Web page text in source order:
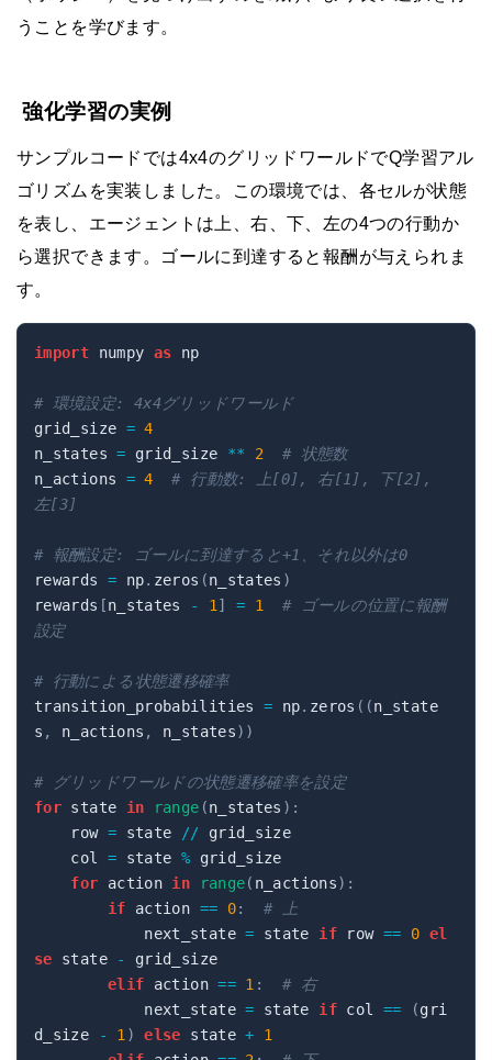
うことを学びます。
強化学習の実例
サンプルコードでは4x4のグリッドワールドでQ学習アル
ゴリズムを実装しました。この環境では、各セルが状態
を表し、エージェントは上、右、下、左の4つの行動か
ら選択できます。ゴールに到達すると報酬が与えられま
す。
import numpy as np
# 環境設定: 4x4グリッドワールド
grid_size = 4
n_states = grid_size ** 2
# 状態数
n_actions = 4
# 行動数: 上[0], 右[1], 下[2],
左[3]
# 報酬設定: ゴールに到達すると+1、それ以外は0
rewards = np. zeros (n_states )
rewards [n_states - 1 ] = 1
# ゴールの位置に報酬
設定
# 行動による状態遷移確率
transition_probabilities = np. zeros ( (n_state
s , n_actions , n_states) )
# グリッドワールドの状態遷移確率を設定
for state in range (n_states ) :
    row
= state // grid_size
    col
= state % grid_size
for action in range( n_actions) :
if action == 0:
# 上
            next_state
= state if row == 0 el
se state -
grid_size
elif action == 1 :
# 右
            next_state
= state if col == (gri
d_size
- 1 ) else state +
1